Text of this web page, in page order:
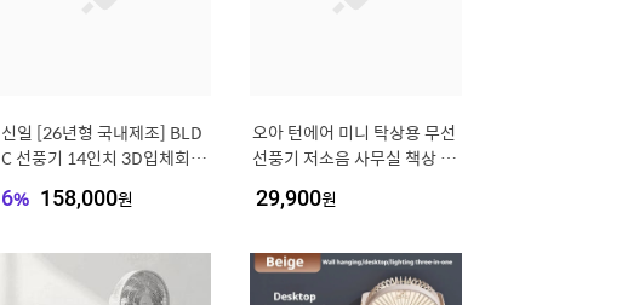
신일 [26년형 국내제조] BLD
C 선풍기 14인치 3D입체회전
-MQ14DC
6% 158,000원
오아 턴에어 미니 탁상용 무선
선풍기 저소음 사무실 책상 US
회전 BLDC 서큘레이터
29,900원